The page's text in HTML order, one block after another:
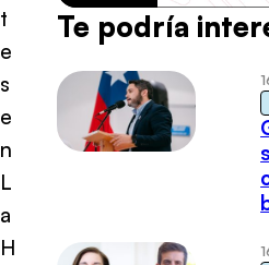
t
e
s
e
n
L
a
H
Te podría